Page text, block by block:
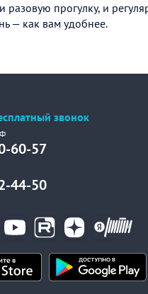
прогулку, и
— как вам удобнее.
звонок
60-57
44-50